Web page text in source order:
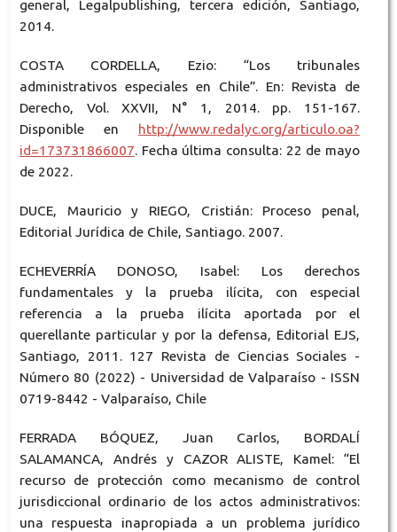
general, Legalpublishing, tercera edición, Santiago,
2014.
COSTA CORDELLA, Ezio: “Los tribunales
administrativos especiales en Chile”. En: Revista de
Derecho, Vol. XXVII, N° 1, 2014. pp. 151-167.
Disponible en http://www.redalyc.org/articulo.oa?
id=173731866007. Fecha última consulta: 22 de mayo
de 2022.
DUCE, Mauricio y RIEGO, Cristián: Proceso penal,
Editorial Jurídica de Chile, Santiago. 2007.
ECHEVERRÍA DONOSO, Isabel: Los derechos
fundamentales y la prueba ilícita, con especial
referencia a la prueba ilícita aportada por el
querellante particular y por la defensa, Editorial EJS,
Santiago, 2011. 127 Revista de Ciencias Sociales -
Número 80 (2022) - Universidad de Valparaíso - ISSN
0719-8442 - Valparaíso, Chile
FERRADA BÓQUEZ, Juan Carlos, BORDALÍ
SALAMANCA, Andrés y CAZOR ALISTE, Kamel: “El
recurso de protección como mecanismo de control
jurisdiccional ordinario de los actos administrativos:
una respuesta inapropiada a un problema jurídico